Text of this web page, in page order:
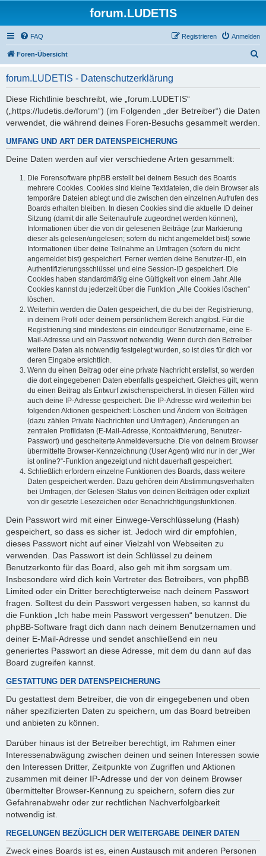
forum.LUDETIS
FAQ Anmelden
Registrieren
Foren-Übersicht
forum.LUDETIS - Datenschutzerklärung
Diese Richtlinie beschreibt, wie „forum.LUDETIS“
(„https://ludetis.de/forum“) (im Folgenden „der Betreiber“) die Daten
verwendet, die während deines Foren-Besuchs gesammelt werden.
UMFANG UND ART DER DATENSPEICHERUNG
Deine Daten werden auf vier verschiedene Arten gesammelt:
Die Forensoftware phpBB erstellt bei deinem Besuch des Boards
mehrere Cookies. Cookies sind kleine Textdateien, die dein Browser als
temporäre Dateien ablegt und die zwischen den einzelnen Aufrufen des
Boards erhalten bleiben. In diesen Cookies sind die aktuelle ID deiner
Sitzung (damit dir alle Seitenaufrufe zugeordnet werden können),
Informationen über die von dir gelesenen Beiträge (zur Markierung
dieser als gelesen/ungelesen; sofern du nicht angemeldet bist) sowie
Informationen über deine Teilnahme an Umfragen (sofern du nicht
angemeldet bist) gespeichert. Ferner werden deine Benutzer-ID, ein
Authentifizierungsschlüssel und eine Session-ID gespeichert. Die
Cookies haben standardmäßig eine Gültigkeit von einem Jahr. Alle
Cookies kannst du jederzeit über die Funktion „Alle Cookies löschen“
löschen.
Weiterhin werden die Daten gespeichert, die du bei der Registrierung,
in deinem Profil oder deinem persönlichem Bereich angibst. Für die
Registrierung sind mindestens ein eindeutiger Benutzername, eine E-
Mail-Adresse und ein Passwort notwendig. Wenn durch den Betreiber
weitere Daten als notwendig festgelegt wurden, so ist dies für dich vor
deren Eingabe ersichtlich.
Wenn du einen Beitrag oder eine private Nachricht erstellst, so werden
die dort eingegebenen Daten ebenfalls gespeichert. Gleiches gilt, wenn
du einen Beitrag als Entwurf zwischenspeicherst. In diesen Fällen wird
auch deine IP-Adresse gespeichert. Die IP-Adresse wird weiterhin bei
folgenden Aktionen gespeichert: Löschen und Ändern von Beiträgen
(dazu zählen Private Nachrichten und Umfragen), Änderungen an
zentralen Profildaten (E-Mail-Adresse, Kontoaktivierung, Benutzer-
Passwort) und gescheiterte Anmeldeversuche. Die von deinem Browser
übermittelte Browser-Kennzeichnung (User Agent) wird nur in der „Wer
ist online?“-Funktion angezeigt und nicht dauerhaft gespeichert.
Schließlich erfordern einzelne Funktionen des Boards, dass weitere
Daten gespeichert werden. Dazu gehören dein Abstimmungsverhalten
bei Umfragen, der Gelesen-Status von deinen Beiträgen oder explizit
von dir gesetzte Lesezeichen oder Benachrichtigungsfunktionen.
Dein Passwort wird mit einer Einwege-Verschlüsselung (Hash)
gespeichert, so dass es sicher ist. Jedoch wird dir empfohlen,
dieses Passwort nicht auf einer Vielzahl von Webseiten zu
verwenden. Das Passwort ist dein Schlüssel zu deinem
Benutzerkonto für das Board, also geh mit ihm sorgsam um.
Insbesondere wird dich kein Vertreter des Betreibers, von phpBB
Limited oder ein Dritter berechtigterweise nach deinem Passwort
fragen. Solltest du dein Passwort vergessen haben, so kannst du
die Funktion „Ich habe mein Passwort vergessen“ benutzen. Die
phpBB-Software fragt dich dann nach deinem Benutzernamen und
deiner E-Mail-Adresse und sendet anschließend ein neu
generiertes Passwort an diese Adresse, mit dem du dann auf das
Board zugreifen kannst.
GESTATTUNG DER DATENSPEICHERUNG
Du gestattest dem Betreiber, die von dir eingegebenen und oben
näher spezifizierten Daten zu speichern, um das Board betreiben
und anbieten zu können.
Darüber hinaus ist der Betreiber berechtigt, im Rahmen einer
Interessenabwägung zwischen deinen und seinen Interessen sowie
den Interessen Dritter, Zeitpunkte von Zugriffen und Aktionen
zusammen mit deiner IP-Adresse und der von deinem Browser
übermittelter Browser-Kennung zu speichern, sofern dies zur
Gefahrenabwehr oder zur rechtlichen Nachverfolgbarkeit
notwendig ist.
REGELUNGEN BEZÜGLICH DER WEITERGABE DEINER DATEN
Zweck eines Boards ist es, einen Austausch mit anderen Personen